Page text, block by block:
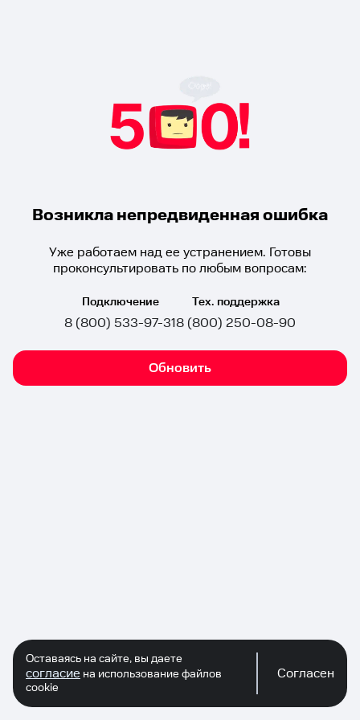
Возникла непредвиденная ошибка
Уже работаем над ее устранением. Готовы
проконсультировать по любым вопросам:
Подключение
8 (800) 533-97-31
Тех. поддержка
8 (800) 250-08-90
Обновить
Оставаясь на сайте, вы даете
согласие на использование файлов
cookie
Согласен